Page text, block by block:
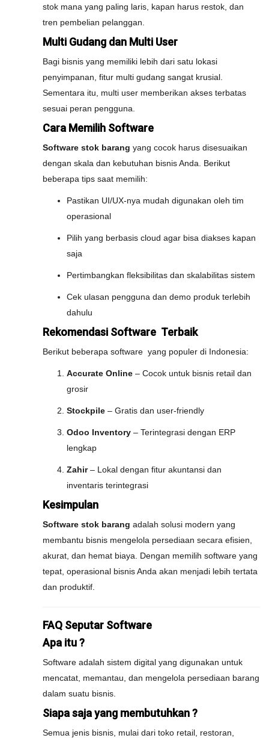
stok mana yang paling laris, kapan harus restok, dan
tren pembelian pelanggan.
Multi Gudang dan Multi User
Bagi bisnis yang memiliki lebih dari satu lokasi
penyimpanan, fitur multi gudang sangat krusial.
Sementara itu, multi user memberikan akses terbatas
sesuai peran pengguna.
Cara Memilih Software
Software stok barang yang cocok harus disesuaikan
dengan skala dan kebutuhan bisnis Anda. Berikut
beberapa tips saat memilih:
Pastikan UI/UX-nya mudah digunakan oleh tim
operasional
Pilih yang berbasis cloud agar bisa diakses kapan
saja
Pertimbangkan fleksibilitas dan skalabilitas sistem
Cek ulasan pengguna dan demo produk terlebih
dahulu
Rekomendasi Software Terbaik
Berikut beberapa software yang populer di Indonesia:
Accurate Online – Cocok untuk bisnis retail dan
grosir
Stockpile – Gratis dan user-friendly
Odoo Inventory – Terintegrasi dengan ERP
lengkap
Zahir– Lokal dengan fitur akuntansi dan
inventaris terintegrasi
Kesimpulan
Software stok barang adalah solusi modern yang
membantu bisnis mengelola persediaan secara efisien,
akurat, dan hemat biaya. Dengan memilih software yang
tepat, operasional bisnis Anda akan menjadi lebih tertata
dan produktif.
FAQ Seputar Software
Apa itu ?
Software adalah sistem digital yang digunakan untuk
mencatat, memantau, dan mengelola persediaan barang
dalam suatu bisnis.
Siapa saja yang membutuhkan ?
Semua jenis bisnis, mulai dari toko retail, restoran,